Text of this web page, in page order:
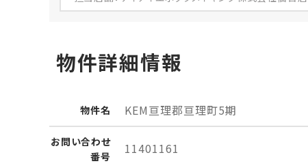
物件詳細情報
物件名 KEM亘理郡亘理町5期
お問い合わせ
番号
11401161